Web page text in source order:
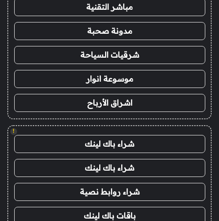
مباشر التقنية
مدونة صحبة
شرقيات السياحة
موسوعة انوار
اشراق الأرباح
!
شراء باك لينك
شراء باك لينك
شراء روابط نصية
باقات باك لينك